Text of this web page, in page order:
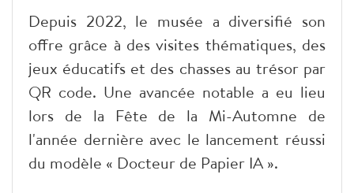
​Depuis 2022, le musée a diversifié son
offre grâce à des visites thématiques, des
jeux éducatifs et des chasses au trésor par
QR code. Une avancée notable a eu lieu
lors de la Fête de la Mi-Automne de
l'année dernière avec le lancement réussi
du modèle « Docteur de Papier IA ».